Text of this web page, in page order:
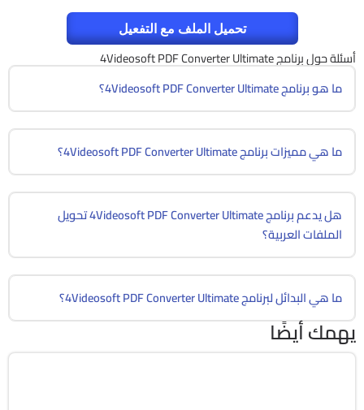
تحميل الملف مع التفعيل
أسئلة حول برنامج 4Videosoft PDF Converter Ultimate
ما هو برنامج 4Videosoft PDF Converter Ultimate؟
ما هي مميزات برنامج 4Videosoft PDF Converter Ultimate؟
هل يدعم برنامج 4Videosoft PDF Converter Ultimate تحويل
الملفات العربية؟
ما هي البدائل لبرنامج 4Videosoft PDF Converter Ultimate؟
يهمك أيضًا